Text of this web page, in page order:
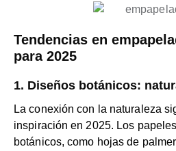
Tendencias en
para 2025
1. Diseños botánicos:
La conexión con la naturaleza
inspiración en 2025. Los
botánicos, como hojas de